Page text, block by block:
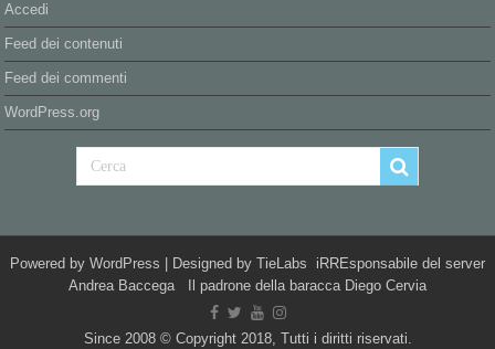
Accedi
Feed dei contenuti
Feed dei commenti
WordPress.org
Powered by WordPress | Designed by TieLabs iRREsponsabile del server
Andrea Baccega Il padrone della baracca Diego Cervia
Since 2008 © Copyright 2018, Tutti i diritti riservati.